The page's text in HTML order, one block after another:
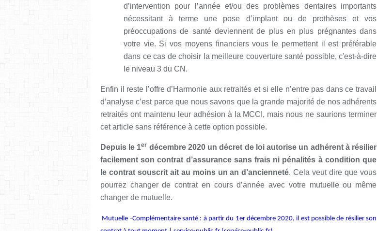
d’intervention pour l’année et/ou des problèmes dentaires importants
nécessitant à terme une pose d’implant ou de prothèses et vos
préoccupations de santé deviennent de plus en plus prégnantes dans
votre vie. Si vos moyens financiers vous le permettent il est préférable
dans ce cas de choisir la meilleure couverture santé possible, c'est-à-dire
le niveau 3 du CN.
Enfin il reste l’offre d’Harmonie aux retraités et si elle n’entre pas dans ce travail
d’analyse c’est parce que nous savons que la grande majorité de nos adhérents
retraités ont maintenu leur adhésion à la MCCI, mais nous ne saurions terminer
cet article sans référence à cette option possible.
Depuis le 1er décembre 2020 un décret de loi autorise un adhérent à résilier
facilement son contrat d’assurance sans frais ni pénalités à condition que
le contrat souscrit ait au moins un an d’ancienneté. Cela veut dire que vous
pourrez changer de contrat en cours d’année avec votre mutuelle ou même
changer de mutuelle.
Mutuelle -Complémentaire santé : à partir du 1er décembre 2020, il est possible de résilier son